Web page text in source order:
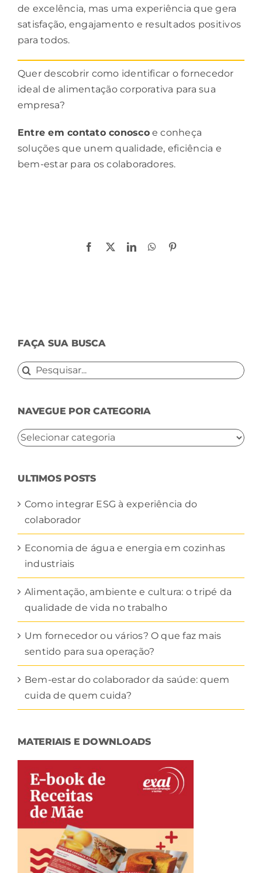
de excelência, mas uma experiência que gera
satisfação, engajamento e resultados positivos
para todos.
Quer descobrir como identificar o fornecedor
ideal de alimentação corporativa para sua
empresa?
Entre em contato conoscoe conheça
soluções que unem qualidade, eficiência e
bem-estar para os colaboradores.
Facebook
X LinkedInWhatsApp
FAÇA SUA BUSCA
Buscar
NAVEGUE POR CATEGORIA
NAVEGUE
ULTIMOS POSTS
Como integrar ESG à experiência do
colaborador
Economia de água e energia em cozinhas
industriais
Alimentação, ambiente e cultura: o tripé da
qualidade de vida no trabalho
Um fornecedor ou vários? O que faz mais
sentido para sua operação?
Bem-estar do colaborador da saúde: quem
cuida de quem cuida?
MATERIAIS E DOWNLOADS